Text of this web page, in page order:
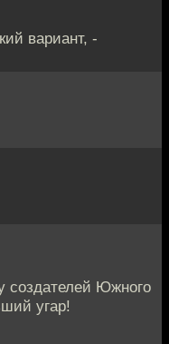
вариант, -
создателей Южного
угар!